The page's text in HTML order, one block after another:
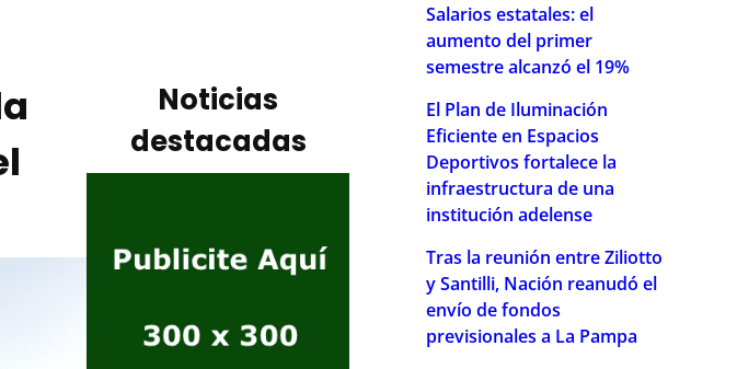
Noticias
destacadas
Salarios estatales: el
aumento del primer
semestre alcanzó el 19%
El Plan de Iluminación
Eficiente en Espacios
Deportivos fortalece la
infraestructura de una
institución adelense
Tras la reunión entre Ziliotto
y Santilli, Nación reanudó el
envío de fondos
previsionales a La Pampa